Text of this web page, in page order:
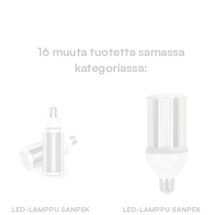
16 muuta tuotetta samassa
kategoriassa:
LED-LAMPPU SANPEK
LED-LAMPPU SANPEK